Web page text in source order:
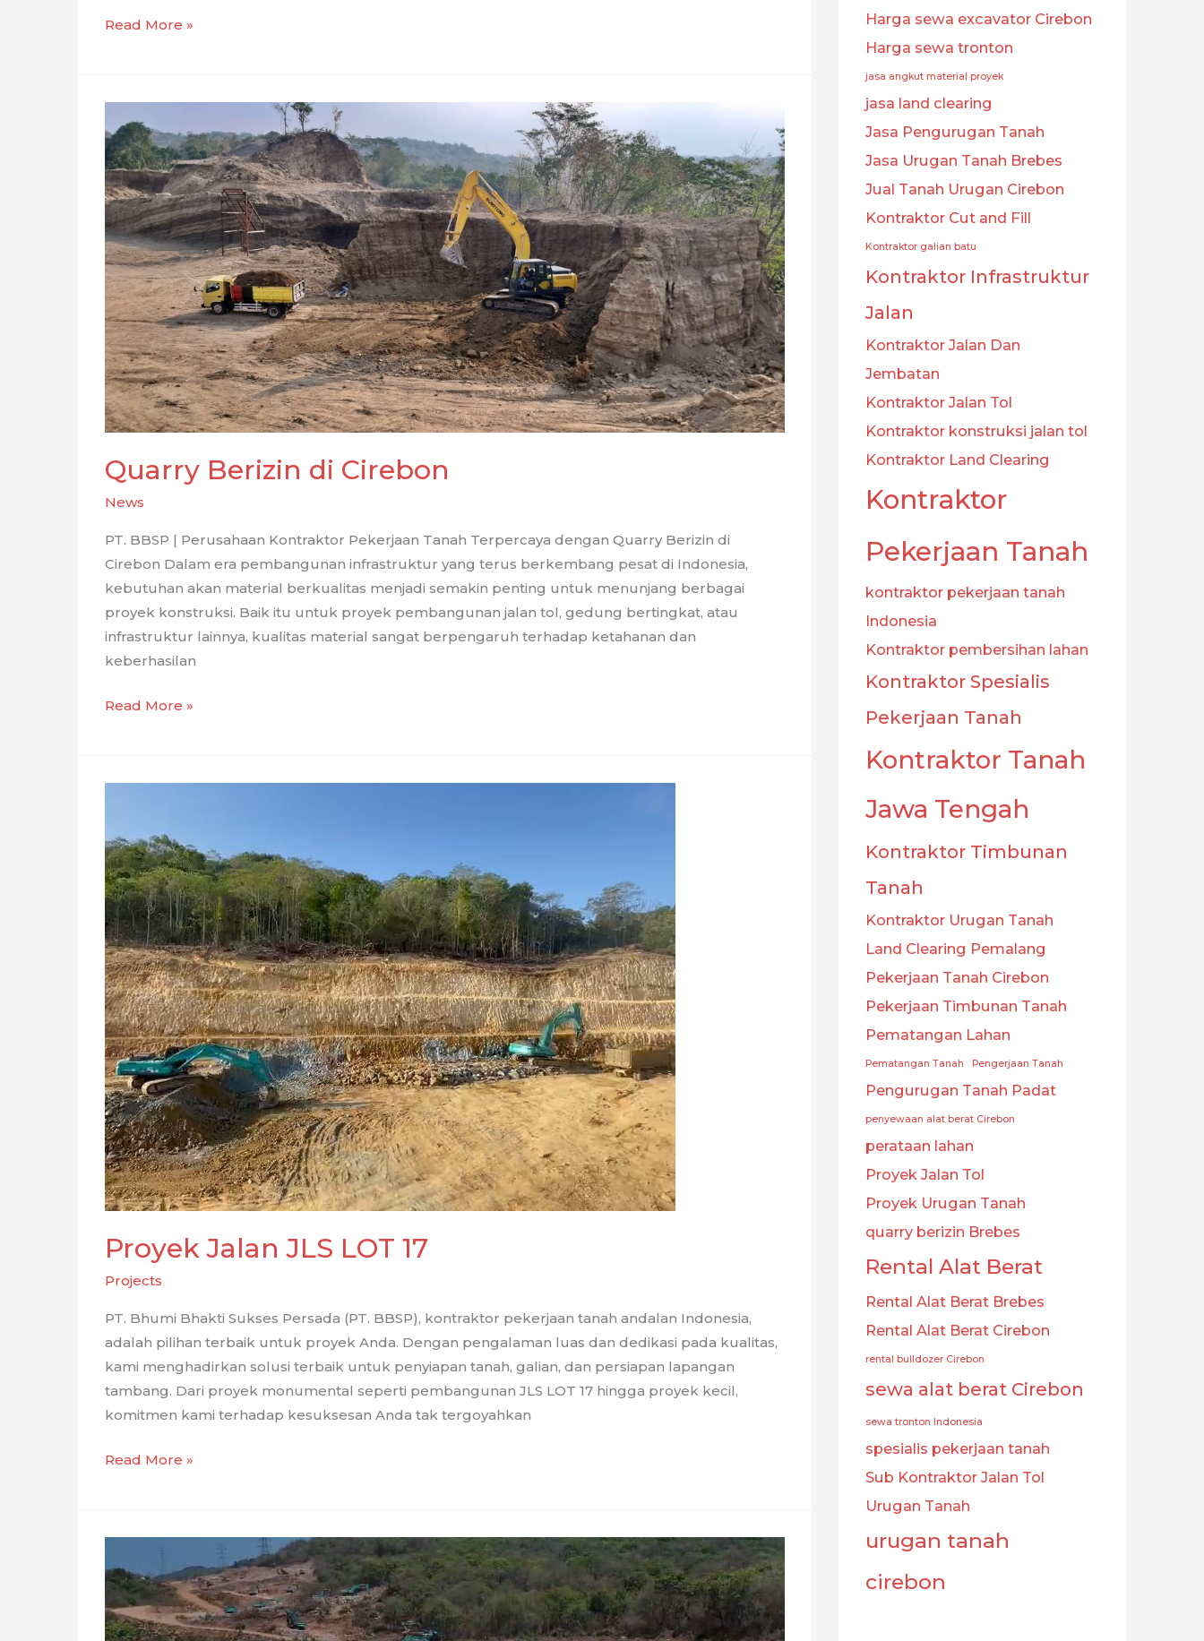
Quarry
Read More »
Quarry Berizin di Cirebon
News
PT. BBSP | Perusahaan Kontraktor Pekerjaan Tanah Terpercaya dengan Quarry Berizin di
Cirebon Dalam era pembangunan infrastruktur yang terus berkembang pesat di Indonesia,
kebutuhan akan material berkualitas menjadi semakin penting untuk menunjang berbagai
proyek konstruksi. Baik itu untuk proyek pembangunan jalan tol, gedung bertingkat, atau
infrastruktur lainnya, kualitas material sangat berpengaruh terhadap ketahanan dan
keberhasilan
Quarry
Read More »
Proyek Jalan JLS LOT 17
Projects
PT. Bhumi Bhakti Sukses Persada (PT. BBSP), kontraktor pekerjaan tanah andalan Indonesia,
adalah pilihan terbaik untuk proyek Anda. Dengan pengalaman luas dan dedikasi pada kualitas,
kami menghadirkan solusi terbaik untuk penyiapan tanah, galian, dan persiapan lapangan
tambang. Dari proyek monumental seperti pembangunan JLS LOT 17 hingga proyek kecil,
komitmen kami terhadap kesuksesan Anda tak tergoyahkan
Proyek
Read More »
Harga sewa excavator Cirebon
Harga sewa tronton
jasa angkut material proyek
jasa land clearing
Jasa Pengurugan Tanah
Jasa Urugan Tanah Brebes
Jual Tanah Urugan Cirebon
Kontraktor Cut and Fill
Kontraktor galian batu
Kontraktor Infrastruktur
Jalan
Kontraktor Jalan Dan
Jembatan
Kontraktor Jalan Tol
Kontraktor konstruksi jalan tol
Kontraktor Land Clearing
Kontraktor
Pekerjaan Tanah
kontraktor pekerjaan tanah
Indonesia
Kontraktor pembersihan lahan
Kontraktor Spesialis
Pekerjaan Tanah
Kontraktor Tanah
Jawa Tengah
Kontraktor Timbunan
Tanah
Kontraktor Urugan Tanah
Land Clearing Pemalang
Pekerjaan Tanah Cirebon
Pekerjaan Timbunan Tanah
Pematangan Lahan
Pematangan Tanah Pengerjaan Tanah
Pengurugan Tanah Padat
penyewaan alat berat Cirebon
perataan lahan
Proyek Jalan Tol
Proyek Urugan Tanah
quarry berizin Brebes
Rental Alat Berat
Rental Alat Berat Brebes
Rental Alat Berat Cirebon
rental bulldozer Cirebon
sewa alat berat Cirebon
sewa tronton Indonesia
spesialis pekerjaan tanah
Sub Kontraktor Jalan Tol
Urugan Tanah
urugan tanah
cirebon